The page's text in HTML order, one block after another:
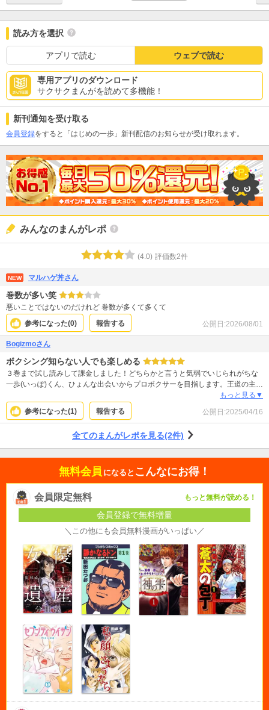
読み方を選択
アプリで読む ウェブで読む
専用アプリのダウンロード
サクサクまんがを読めて多機能！
新刊通知を受け取る
会員登録をすると「はじめの一歩」新刊配信のお知らせが受け取れます。
みんなのまんがレポ
(4.0) 評価数2件
NEW マルハゲ丼さん
巻数が多い笑
悪いことではないのだけれど 巻数が多くて多くて
参考になった(0) 報告する 公開日:2026/08/01
Bogizmoさん
ボクシング知らない人でも楽しめる
３巻まで試し読みして課金しました！どちらかと言うと気弱でいじられがちな
一歩(いっぽ)くん、ひょんな出会いからプロボクサーを目指します。王道の主人
公像にふさわしく、自身の才能に驕らず、真摯に無心に練習する姿に心打たれ
ます。窮地に立っても最後まで諦めない！昭和の絵柄とギャグもノスタルジッ
ク。
もっと見る▼
参考になった(1) 報告する 公開日:2025/04/16
全てのまんがレポを見る(2件)
無料会員 になると こんなにお得！
会員限定無料 もっと無料が読める！
会員登録で無料増量
＼この他にも会員無料漫画がいっぱい／